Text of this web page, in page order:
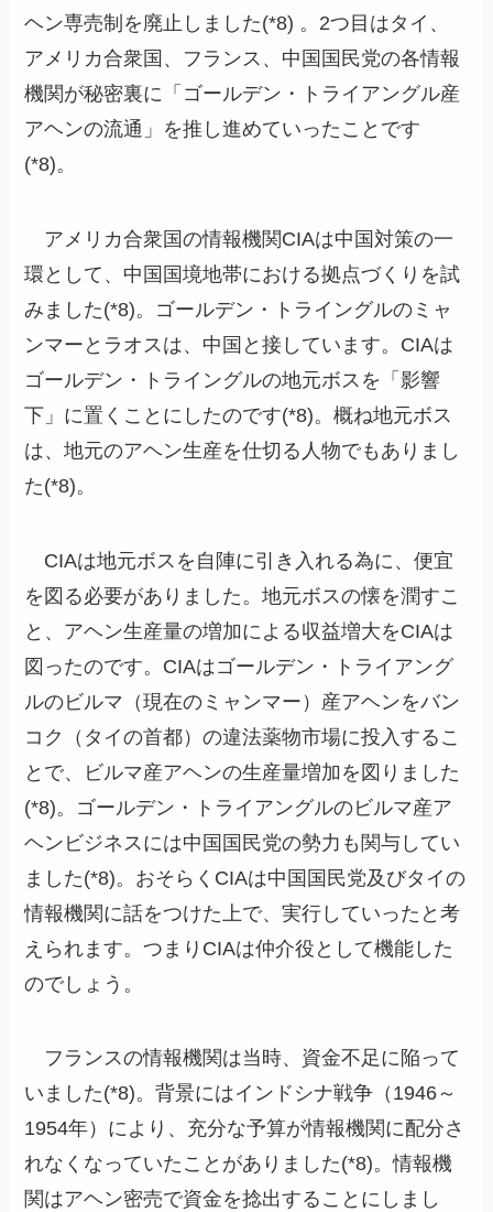
ヘン専売制を廃止しました(*8) 。2つ目はタイ、
アメリカ合衆国、フランス、中国国民党の各情報
機関が秘密裏に「ゴールデン・トライアングル産
アヘンの流通」を推し進めていったことです
(*8)。
アメリカ合衆国の情報機関CIAは中国対策の一
環として、中国国境地帯における拠点づくりを試
みました(*8)。ゴールデン・トライングルのミャ
ンマーとラオスは、中国と接しています。CIAは
ゴールデン・トライングルの地元ボスを「影響
下」に置くことにしたのです(*8)。概ね地元ボス
は、地元のアヘン生産を仕切る人物でもありまし
た(*8)。
CIAは地元ボスを自陣に引き入れる為に、便宜
を図る必要がありました。地元ボスの懐を潤すこ
と、アヘン生産量の増加による収益増大をCIAは
図ったのです。CIAはゴールデン・トライアング
ルのビルマ（現在のミャンマー）産アヘンをバン
コク（タイの首都）の違法薬物市場に投入するこ
とで、ビルマ産アヘンの生産量増加を図りました
(*8)。ゴールデン・トライアングルのビルマ産ア
ヘンビジネスには中国国民党の勢力も関与してい
ました(*8)。おそらくCIAは中国国民党及びタイの
情報機関に話をつけた上で、実行していったと考
えられます。つまりCIAは仲介役として機能した
のでしょう。
フランスの情報機関は当時、資金不足に陥って
いました(*8)。背景にはインドシナ戦争（1946～
1954年）により、充分な予算が情報機関に配分さ
れなくなっていたことがありました(*8)。情報機
関はアヘン密売で資金を捻出することにしまし